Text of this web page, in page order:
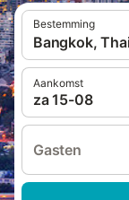
Bestemming
Bangkok,
Aankomst
za 15-08
Gasten